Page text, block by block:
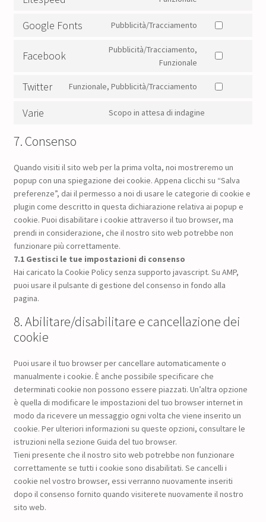
service
Google Fonts Pubblicità/Tracciamento
Consent
service
fonts
Facebook
Pubblicità/Tracciamento,
Funzionale
Consent
service
Twitter Funzionale, Pubblicità/Tracciamento
Consent
Varie Scopo in attesa di indagine
7. Consenso
Quando visiti il sito web per la prima volta, noi mostreremo un
popup con una spiegazione dei cookie. Appena clicchi su “Salva
preferenze”, dai il permesso a noi di usare le categorie di cookie e
plugin come descritto in questa dichiarazione relativa ai popup e
cookie. Puoi disabilitare i cookie attraverso il tuo browser, ma
prendi in considerazione, che il nostro sito web potrebbe non
funzionare più correttamente.
7.1 Gestisci le tue impostazioni di consenso
Hai caricato la Cookie Policy senza supporto javascript. Su AMP,
puoi usare il pulsante di gestione del consenso in fondo alla
pagina.
8. Abilitare/disabilitare e cancellazione dei
cookie
Puoi usare il tuo browser per cancellare automaticamente o
manualmente i cookie. È anche possibile specificare che
determinati cookie non possono essere piazzati. Un’altra opzione
è quella di modificare le impostazioni del tuo browser internet in
modo da ricevere un messaggio ogni volta che viene inserito un
cookie. Per ulteriori informazioni su queste opzioni, consultare le
istruzioni nella sezione Guida del tuo browser.
Tieni presente che il nostro sito web potrebbe non funzionare
correttamente se tutti i cookie sono disabilitati. Se cancelli i
cookie nel vostro browser, essi verranno nuovamente inseriti
dopo il consenso fornito quando visiterete nuovamente il nostro
sito web.